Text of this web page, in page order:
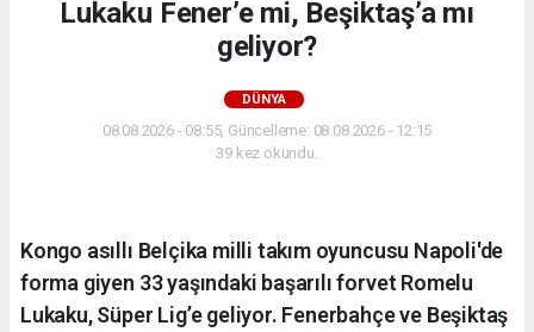
Lukaku Fener’e mi, Beşiktaş’a mı
geliyor?
DÜNYA
08.08.2026 - 08:55, Güncelleme: 08.08.2026 - 12:15
39 kez okundu.
Kongo asıllı Belçika milli takım oyuncusu Napoli'de
forma giyen 33 yaşındaki başarılı forvet Romelu
Lukaku, Süper Lig’e geliyor. Fenerbahçe ve Beşiktaş